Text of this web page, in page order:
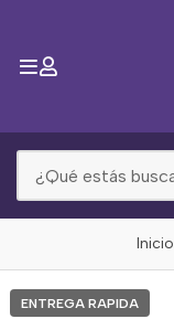
Inicio
ENTREGA RAPIDA